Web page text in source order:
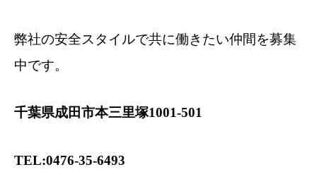
弊社の安全スタイルで共に働きたい仲間を募集
中です。
千葉県成田市本三里塚1001-501
TEL:0476-35-6493